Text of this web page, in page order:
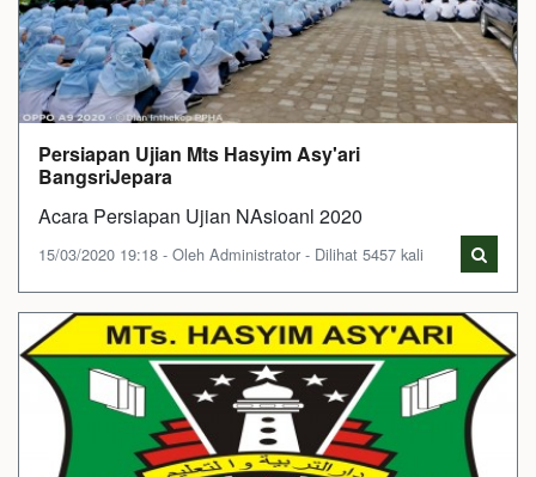
Persiapan Ujian Mts Hasyim Asy'ari
BangsriJepara
Acara Persiapan Ujian NAsioanl 2020
15/03/2020 19:18 - Oleh Administrator - Dilihat 5457 kali